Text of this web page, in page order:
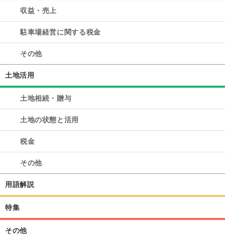
収益・売上
駐車場経営に関する税金
その他
土地活用
土地相続・贈与
土地の状態と活用
税金
その他
用語解説
特集
その他